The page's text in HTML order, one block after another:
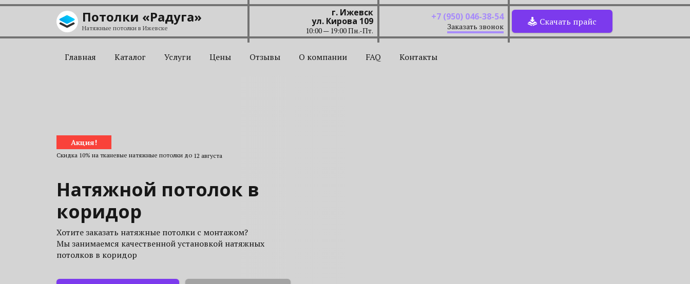
Перейти к содержанию
Потолки «Радуга»
Натяжные потолки в Ижевске
г. Ижевск
ул. Кирова 109
10:00 — 19:00 Пн.-Пт.
+7 (950) 046-38-54
Заказать звонок Скачать прайс
Главная Каталог Услуги Цены Отзывы О компании FAQ Контакты
Акция!
Скидка 10% на тканевые натяжные потолки до 12 августа
Натяжной потолок в
коридор
Хотите заказать натяжные потолки с монтажом?
Мы занимаемся качественной установкой натяжных
потолков в коридор